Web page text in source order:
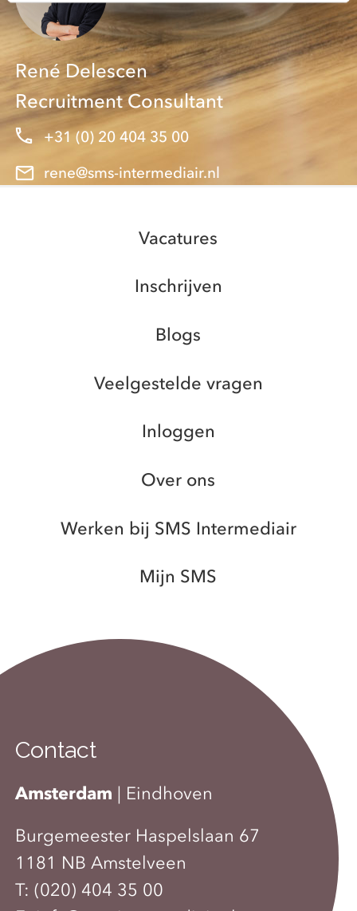
René Delescen
Recruitment Consultant
+31 (0) 20 404 35 00
rene@sms-intermediair.nl
Vacatures
Inschrijven
Blogs
Veelgestelde vragen
Inloggen
Over ons
Werken bij SMS Intermediair
Mijn SMS
Contact
Amsterdam | Eindhoven
Burgemeester Haspelslaan 67
1181 NB Amstelveen
T:(020) 404 35 00